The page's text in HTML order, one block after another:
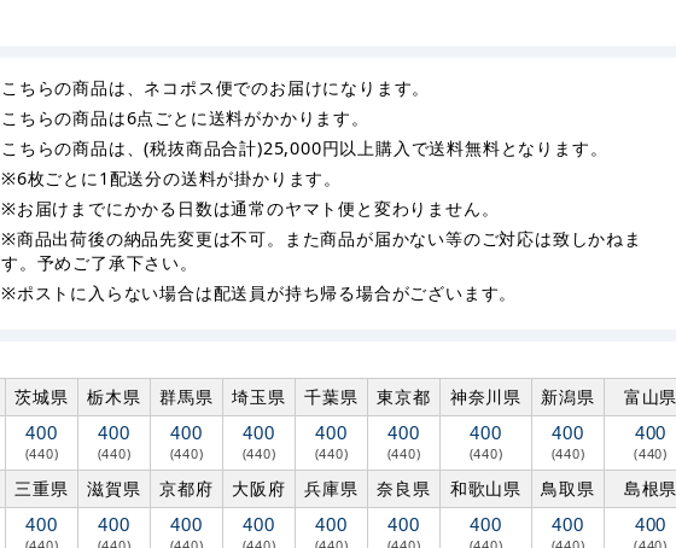
こちらの商品は、ネコポス便でのお届けになります。
こちらの商品は6点ごとに送料がかかります。
こちらの商品は、(税抜商品合計)25,000円以上購入で送料無料となります。
※6枚ごとに1配送分の送料が掛かります。
※お届けまでにかかる日数は通常のヤマト便と変わりません。
※商品出荷後の納品先変更は不可。また商品が届かない等のご対応は致しかねま
す。予めご了承下さい。
※ポストに入らない場合は配送員が持ち帰る場合がございます。
茨城県 栃木県 群馬県 埼玉県 千葉県 東京都 神奈川県 新潟県 富山県
400
(440)
400
(440)
400
(440)
400
(440)
400
(440)
400
(440)
400
(440)
400
(440)
400
(440)
三重県 滋賀県 京都府 大阪府 兵庫県 奈良県 和歌山県 鳥取県 島根県
400 400 400 400 400 400 400 400 400